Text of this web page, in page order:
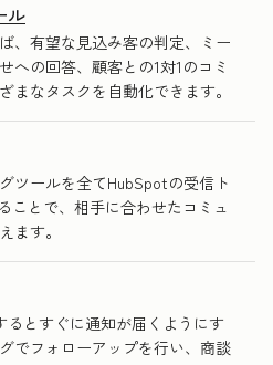
ル
、有望な見込み客の判定、ミー
への回答、顧客との1対1のコミ
まなタスクを自動化できます。
ツールを全てHubSpotの受信ト
ことで、相手に合わせたコミュ
ます。
るとすぐに通知が届くようにす
でフォローアップを行い、商談